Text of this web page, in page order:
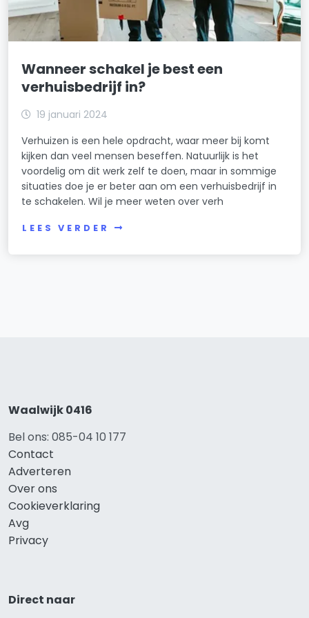
Wanneer schakel je best een
verhuisbedrijf in?
19 januari 2024
Verhuizen is een hele opdracht, waar meer bij komt
kijken dan veel mensen beseffen. Natuurlijk is het
voordelig om dit werk zelf te doen, maar in sommige
situaties doe je er beter aan om een verhuisbedrijf in
te schakelen. Wil je meer weten over verh
LEES VERDER
Waalwijk 0416
Bel ons: 085-04 10 177
Contact
Adverteren
Over ons
Cookieverklaring
Avg
Privacy
Direct naar